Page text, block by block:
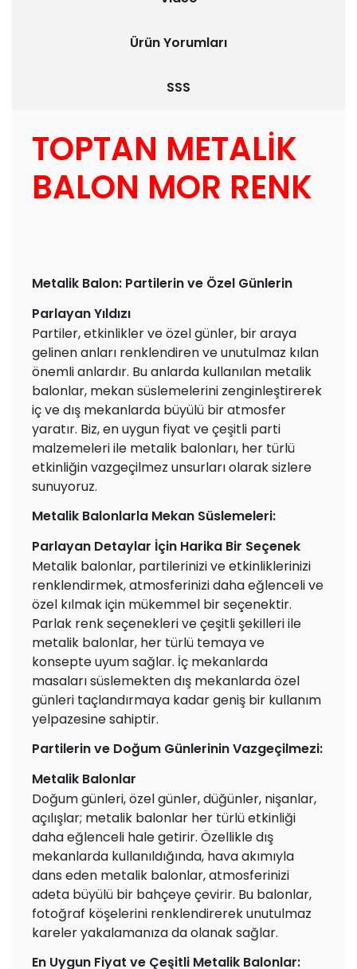
Ürün Yorumları
SSS
TOPTAN METALİK
BALON MOR RENK
Metalik Balon: Partilerin ve Özel Günlerin
Parlayan Yıldızı
Partiler, etkinlikler ve özel günler, bir araya
gelinen anları renklendiren ve unutulmaz kılan
önemli anlardır. Bu anlarda kullanılan metalik
balonlar, mekan süslemelerini zenginleştirerek
iç ve dış mekanlarda büyülü bir atmosfer
yaratır. Biz, en uygun fiyat ve çeşitli parti
malzemeleri ile metalik balonları, her türlü
etkinliğin vazgeçilmez unsurları olarak sizlere
sunuyoruz.
Metalik Balonlarla Mekan Süslemeleri:
Parlayan Detaylar İçin Harika Bir Seçenek
Metalik balonlar, partilerinizi ve etkinliklerinizi
renklendirmek, atmosferinizi daha eğlenceli ve
özel kılmak için mükemmel bir seçenektir.
Parlak renk seçenekleri ve çeşitli şekilleri ile
metalik balonlar, her türlü temaya ve
konsepte uyum sağlar. İç mekanlarda
masaları süslemekten dış mekanlarda özel
günleri taçlandırmaya kadar geniş bir kullanım
yelpazesine sahiptir.
Partilerin ve Doğum Günlerinin Vazgeçilmezi:
Metalik Balonlar
Doğum günleri, özel günler, düğünler, nişanlar,
açılışlar; metalik balonlar her türlü etkinliği
daha eğlenceli hale getirir. Özellikle dış
mekanlarda kullanıldığında, hava akımıyla
dans eden metalik balonlar, atmosferinizi
adeta büyülü bir bahçeye çevirir. Bu balonlar,
fotoğraf köşelerini renklendirerek unutulmaz
kareler yakalamanıza da olanak sağlar.
En Uygun Fiyat ve Çeşitli Metalik Balonlar: